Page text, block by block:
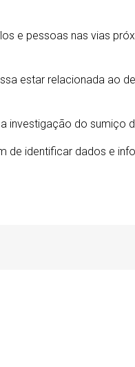
e pessoas nas vias
estar relacionada ao
investigação do sumiço
de identificar dados e